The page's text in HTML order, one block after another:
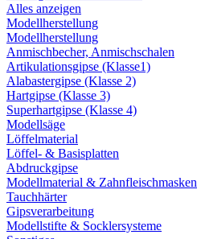
Alles anzeigen
Modellherstellung
Modellherstellung
Anmischbecher, Anmischschalen
Artikulationsgipse (Klasse1)
Alabastergipse (Klasse 2)
Hartgipse (Klasse 3)
Superhartgipse (Klasse 4)
Modellsäge
Löffelmaterial
Löffel- & Basisplatten
Abdruckgipse
Modellmaterial & Zahnfleischmasken
Tauchhärter
Gipsverarbeitung
Modellstifte & Socklersysteme